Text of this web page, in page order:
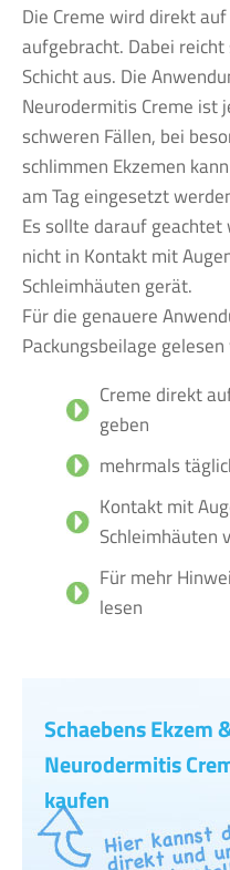
Die Creme wird direkt
aufgebracht. Dabei
Schicht aus. Die
Neurodermitis Creme ist
schweren Fällen, bei
schlimmen Ekzemen
am Tag eingesetzt
Es sollte darauf geachtet
nicht in Kontakt mit
Schleimhäuten gerät.
Für die genauere
Packungsbeilage
Creme direkt
geben
mehrmals
Kontakt mit
Schleimhäuten
Für mehr
lesen
Schaebens Ekzem
Neurodermitis
kaufen